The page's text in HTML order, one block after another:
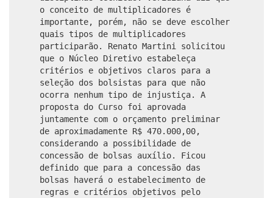
o conceito de multiplicadores é
importante, porém, não se deve escolher
quais tipos de multiplicadores
participarão. Renato Martini solicitou
que o Núcleo Diretivo estabeleça
critérios e objetivos claros para a
seleção dos bolsistas para que não
ocorra nenhum tipo de injustiça. A
proposta do Curso foi aprovada
juntamente com o orçamento preliminar
de aproximadamente R$ 470.000,00,
considerando a possibilidade de
concessão de bolsas auxílio. Ficou
definido que para a concessão das
bolsas haverá o estabelecimento de
regras e critérios objetivos pelo